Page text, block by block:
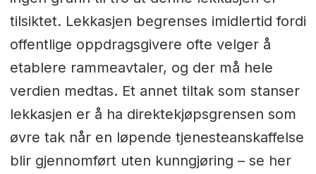
tilsiktet. Lekkasjen begrenses imidlertid fordi
offentlige oppdragsgivere ofte velger å
etablere rammeavtaler, og der må hele
verdien medtas. Et annet tiltak som stanser
lekkasjen er å ha direktekjøpsgrensen som
øvre tak når en løpende tjenesteanskaffelse
blir gjennomført uten kunngjøring – se her